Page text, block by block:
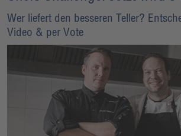
Wer liefert den besseren Teller?
Video & per Vote